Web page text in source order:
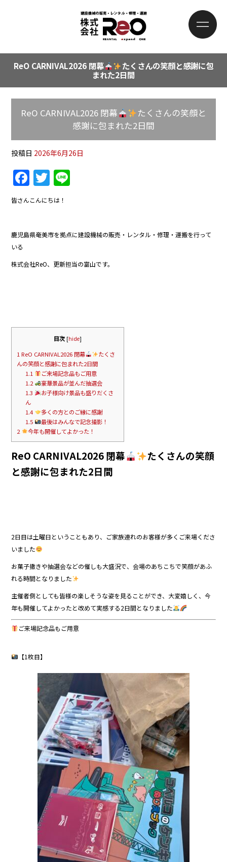
ReO CARNIVAL2026 閉幕
たくさんの笑顔と感謝に包
まれた2日間
ReO CARNIVAL2026 閉幕
たくさんの笑顔と
感謝に包まれた2日間
投稿日 2026年6月26日
F
a
c
e
b
o
o
T
w
itt
er
皆さんこんにちは！
鹿児島県奄美市を拠点に建設機械の販売・レンタル・修理・運搬を行って
いる
株式会社ReO、更新担当の富山です。
目次 [hide]
1ReO CARNIVAL2026 閉幕
たくさ
んの笑顔と感謝に包まれた2日間
1.1
ご来場記念品もご用意
1.2
豪華景品が並んだ抽選会
1.3
お子様向け景品も盛りだくさ
ん
1.4
多くの方とのご縁に感謝
1.5
最後はみんなで記念撮影！
2
今年も開催してよかった！
ReO CARNIVAL2026 閉幕
たくさんの笑顔
と感謝に包まれた2日間
2日目は土曜日ということもあり、ご家族連れのお客様が多くご来場くださ
いました
お菓子撒きや抽選会などの催しも大盛況で、会場のあちこちで笑顔があふ
れる時間となりました
主催者側としても皆様の楽しそうな姿を見ることができ、大変嬉しく、今
年も開催してよかったと改めて実感する2日間となりました
ご来場記念品もご用意
【1枚目】